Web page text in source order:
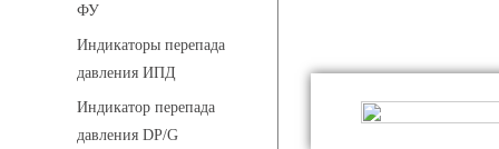
ФУ
Индикаторы перепада
давления ИПД
Индикатор перепада
давления DP/G